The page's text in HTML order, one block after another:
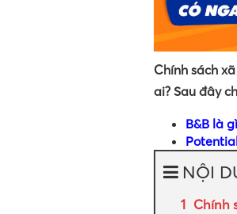
Chính sách
ai? Sau đây
B&B là
NỘI
Chính